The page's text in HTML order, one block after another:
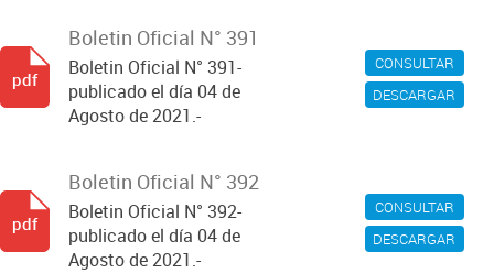
CONSULTAR
DESCARGAR
Boletin Oficial N° 391
Boletin Oficial N° 391-
publicado el día 04 de
Agosto de 2021.-
pdf
CONSULTAR
DESCARGAR
Boletin Oficial N° 392
Boletin Oficial N° 392-
publicado el día 04 de
Agosto de 2021.-
pdf